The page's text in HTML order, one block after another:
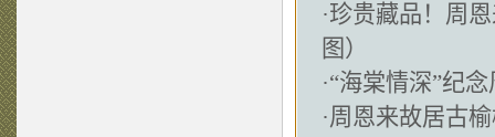
·珍贵藏品！周
图）
·“海棠情深”纪
·周恩来故居古